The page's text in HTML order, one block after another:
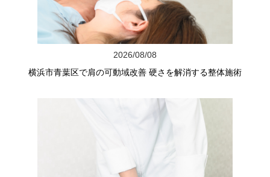
2026/08/08
横浜市青葉区で肩の可動域改善 硬さを解消する整体施術